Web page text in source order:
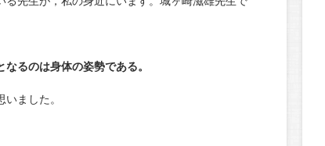
るのは身体の姿勢である。
ました。